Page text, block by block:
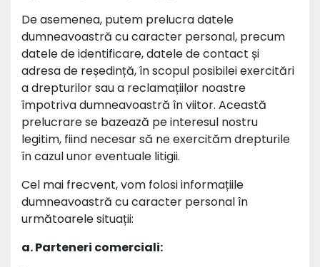
De asemenea, putem prelucra datele
dumneavoastră cu caracter personal, precum
datele de identificare, datele de contact și
adresa de reședință, în scopul posibilei exercitări
a drepturilor sau a reclamațiilor noastre
împotriva dumneavoastră în viitor. Această
prelucrare se bazează pe interesul nostru
legitim, fiind necesar să ne exercităm drepturile
în cazul unor eventuale litigii.
Cel mai frecvent, vom folosi informațiile
dumneavoastră cu caracter personal în
următoarele situații:
a. Parteneri comerciali: